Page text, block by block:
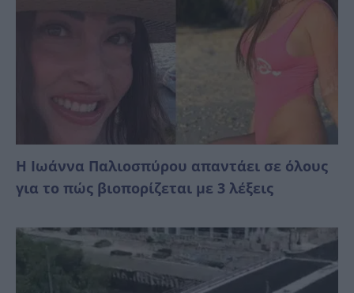
Η Ιωάννα Παλιοσπύρου απαντάει σε όλους
για το πώς βιοπορίζεται με 3 λέξεις